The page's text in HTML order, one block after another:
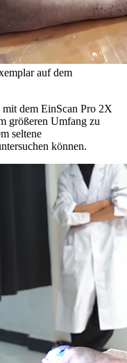
auf dem
dem EinScan Pro 2X
größeren Umfang zu
seltene
können.